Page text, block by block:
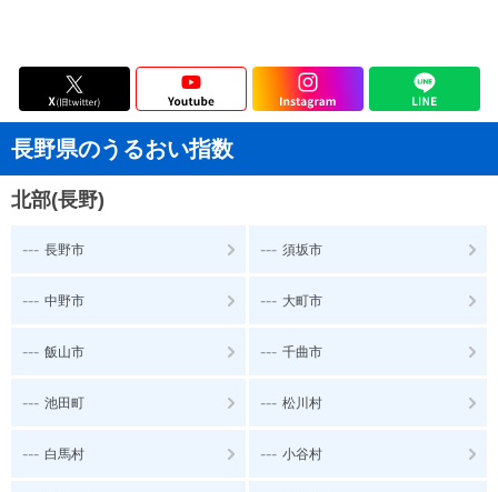
長野県のうるおい指数
北部(長野)
--- 長野市 --- 須坂市
--- 中野市 --- 大町市
--- 飯山市 --- 千曲市
--- 池田町 --- 松川村
--- 白馬村 --- 小谷村